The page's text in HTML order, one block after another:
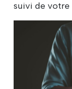
suivi de votre